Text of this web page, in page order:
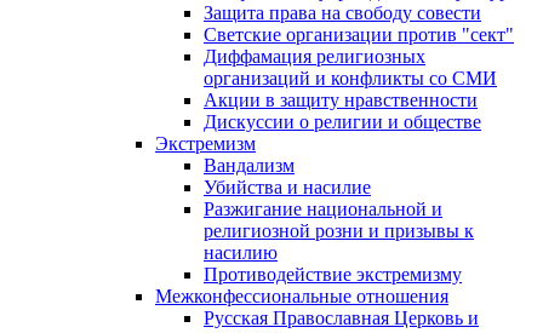
Защита права на свободу совести
Светские организации против "сект"
Диффамация религиозных
организаций и конфликты со СМИ
Акции в защиту нравственности
Дискуссии о религии и обществе
Экстремизм
Вандализм
Убийства и насилие
Разжигание национальной и
религиозной розни и призывы к
насилию
Противодействие экстремизму
Межконфессиональные отношения
Русская Православная Церковь и